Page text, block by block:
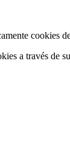
cookies
a través de